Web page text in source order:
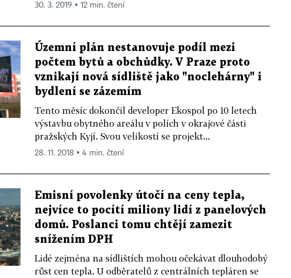
30. 3. 2019 ▪ 12 min. čtení
Územní plán nestanovuje podíl mezi
počtem bytů a obchůdky. V Praze proto
vznikají nová sídliště jako "noclehárny" i
bydlení se zázemím
Tento měsíc dokončil developer Ekospol po 10 letech
výstavbu obytného areálu v polích v okrajové části
pražských Kyjí. Svou velikostí se projekt...
28. 11. 2018 ▪ 4 min. čtení
Emisní povolenky útočí na ceny tepla,
nejvíce to pocítí miliony lidí z panelových
domů. Poslanci tomu chtějí zamezit
snížením DPH
Lidé zejména na sídlištích mohou očekávat dlouhodobý
růst cen tepla. U odběratelů z centrálních tepláren se